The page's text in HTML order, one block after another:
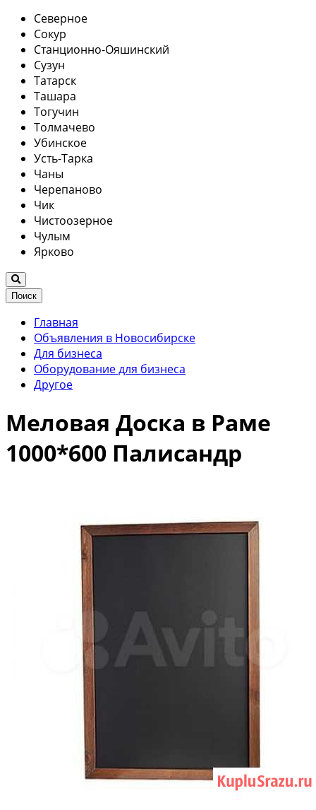
Северное
Сокур
Станционно-Ояшинский
Сузун
Татарск
Ташара
Тогучин
Толмачево
Убинское
Усть-Тарка
Чаны
Черепаново
Чик
Чистоозерное
Чулым
Ярково
Поиск
Главная
Объявления в Новосибирске
Для бизнеса
Оборудование для бизнеса
Другое
Меловая Доска в Раме
1000*600 Палисандр